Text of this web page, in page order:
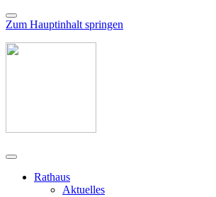
Zum Hauptinhalt springen
Rathaus
Aktuelles